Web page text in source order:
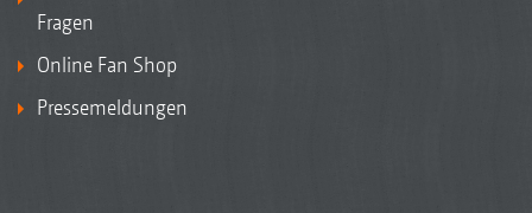
Fragen
Online Fan Shop
Pressemeldungen